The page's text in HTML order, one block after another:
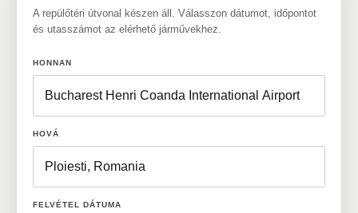
A repülőtéri útvonal készen áll. Válasszon dátumot, időpontot
és utasszámot az elérhető járművekhez.
HONNAN
HOVÁ
FELVÉTEL DÁTUMA